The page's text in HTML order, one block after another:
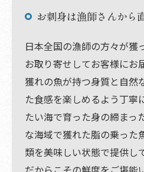
お刺身は漁師さんから
日本全国の漁師の方々が獲
お取り寄せしてお客様にお
獲れの魚が持つ身質と自然
た食感を楽しめるよう丁寧
たい海で育った身の締まっ
な海域で獲れた脂の乗った
類を美味しい状態で提供し